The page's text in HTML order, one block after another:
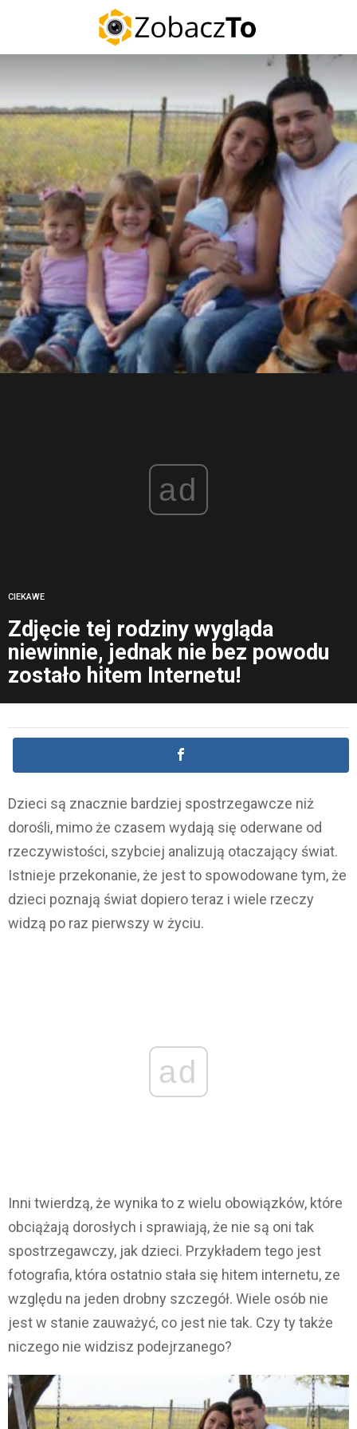
ad
CIEKAWE
Zdjęcie tej rodziny wygląda
niewinnie, jednak nie bez powodu
zostało hitem Internetu!
Dzieci są znacznie bardziej spostrzegawcze niż
dorośli, mimo że czasem wydają się oderwane od
rzeczywistości, szybciej analizują otaczający świat.
Istnieje przekonanie, że jest to spowodowane tym, że
dzieci poznają świat dopiero teraz i wiele rzeczy
widzą po raz pierwszy w życiu.
ad
Inni twierdzą, że wynika to z wielu obowiązków, które
obciążają dorosłych i sprawiają, że nie są oni tak
spostrzegawczy, jak dzieci. Przykładem tego jest
fotografia, która ostatnio stała się hitem internetu, ze
względu na jeden drobny szczegół. Wiele osób nie
jest w stanie zauważyć, co jest nie tak. Czy ty także
niczego nie widzisz podejrzanego?